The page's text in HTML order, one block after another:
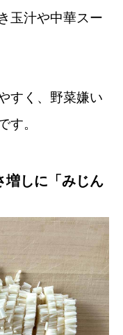
玉汁や中華スー
すく、野菜嫌い
す。
増しに「みじん